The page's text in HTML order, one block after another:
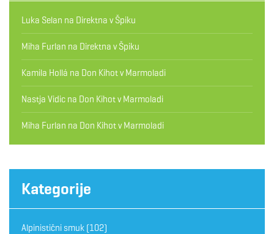
Luka Selan na Direktna v Špiku
Miha Furlan na Direktna v Špiku
Kamila Hollá na Don Kihot v Marmoladi
Nastja Vidic na Don Kihot v Marmoladi
Miha Furlan na Don Kihot v Marmoladi
Kategorije
Alpinistični smuk (102)